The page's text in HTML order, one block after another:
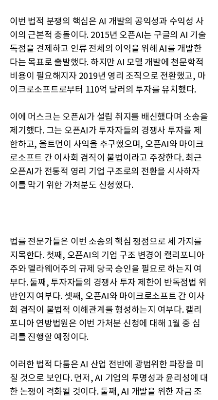
이번 법적 분쟁의 핵심은 AI 개발의 공익성과 수익성 사
이의 근본적 충돌이다. 2015년 오픈AI는 구글의 AI 기술
독점을 견제하고 인류 전체의 이익을 위해 AI를 개발한
다는 목표로 출발했다. 하지만 AI 모델 개발에 천문학적
비용이 필요해지자 2019년 영리 조직으로 전환했고, 마
이크로소프트로부터 110억 달러의 투자를 유치했다.
이에 머스크는 오픈AI가 설립 취지를 배신했다며 소송을
제기했다. 그는 오픈AI가 투자자들의 경쟁사 투자를 제
한하고, 올트먼이 사익을 추구했으며, 오픈AI와 마이크
로소프트 간 이사회 겸직이 불법이라고 주장한다. 최근
오픈AI가 전통적 영리 기업 구조로의 전환을 시사하자
이를 막기 위한 가처분도 신청했다.
법률 전문가들은 이번 소송의 핵심 쟁점으로 세 가지를
지목한다. 첫째, 오픈AI의 기업 구조 변경이 캘리포니아
주와 델라웨어주의 규제 당국 승인을 필요로 하는지 여
부다. 둘째, 투자자들의 경쟁사 투자 제한이 반독점법 위
반인지 여부다. 셋째, 오픈AI와 마이크로소프트 간 이사
회 겸직이 불법적 이해관계를 형성하는지 여부다. 캘리
포니아 연방법원은 이번 가처분 신청에 대해 1월 중 심
리를 진행할 예정이다.
이러한 법적 다툼은 AI 산업 전반에 광범위한 파장을 미
칠 것으로 보인다. 먼저, AI 기업의 투명성과 윤리성에 대
한 논쟁이 격화될 것이다. 둘째, AI 개발을 위한 자금 조